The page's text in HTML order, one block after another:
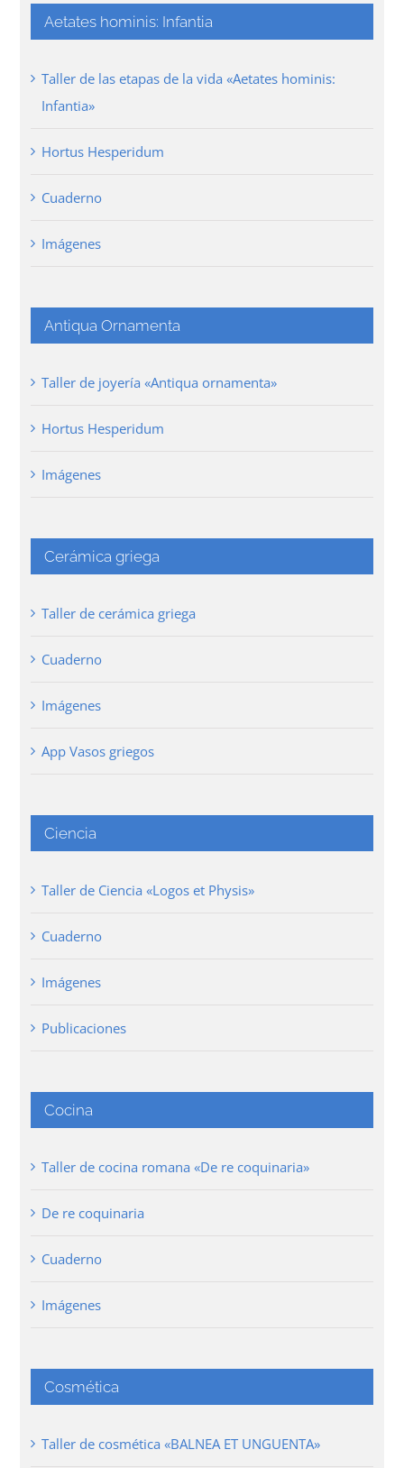
Aetates hominis: Infantia
Taller de las etapas de la vida «Aetates hominis:
Infantia»
Hortus Hesperidum
Cuaderno
Imágenes
Antiqua Ornamenta
Taller de joyería «Antiqua ornamenta»
Hortus Hesperidum
Imágenes
Cerámica griega
Taller de cerámica griega
Cuaderno
Imágenes
App Vasos griegos
Ciencia
Taller de Ciencia «Logos et Physis»
Cuaderno
Imágenes
Publicaciones
Cocina
Taller de cocina romana «De re coquinaria»
De re coquinaria
Cuaderno
Imágenes
Cosmética
Taller de cosmética «BALNEA ET UNGUENTA»